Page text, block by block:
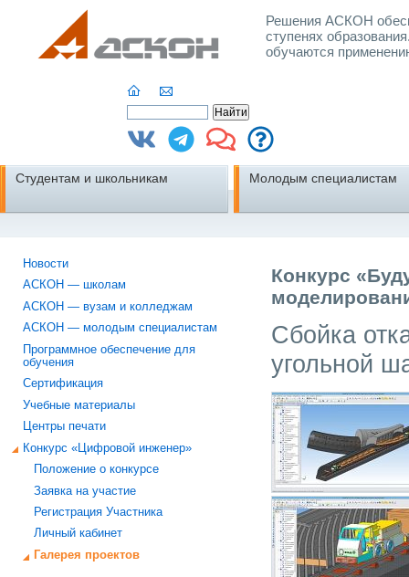
Решения АСКОН
ступенях
обучаются
Студентам и школьникам Молодым специалистам
Новости
АСКОН — школам
АСКОН — вузам и колледжам
АСКОН — молодым специалистам
Программное обеспечение для
обучения
Сертификация
Учебные материалы
Центры печати
Конкурс «Цифровой инженер»
Положение о конкурсе
Заявка на участие
Регистрация Участника
Личный кабинет
Галерея проектов
Конкурс
Сбойка
угольной